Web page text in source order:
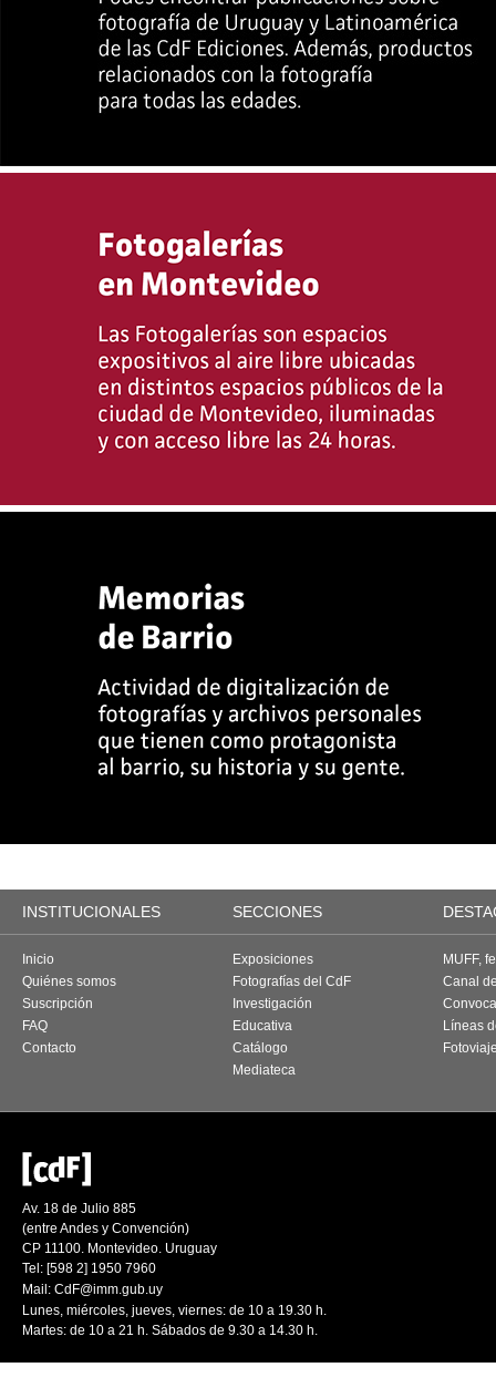
INSTITUCIONALES SECCIONES
Inicio
Quiénes somos
Suscripción
FAQ
Contacto
Exposiciones
Fotografías del CdF
Investigación
Educativa
Catálogo
Mediateca
MUFF,
Canal
Líneas
Av. 18 de Julio 885
(entre Andes y Convención)
CP 11100. Montevideo. Uruguay
Tel: [598 2] 1950 7960
Mail: CdF@imm.gub.uy
Lunes, miércoles, jueves, viernes: de 10 a 19.30 h.
Martes: de 10 a 21 h. Sábados de 9.30 a 14.30 h.